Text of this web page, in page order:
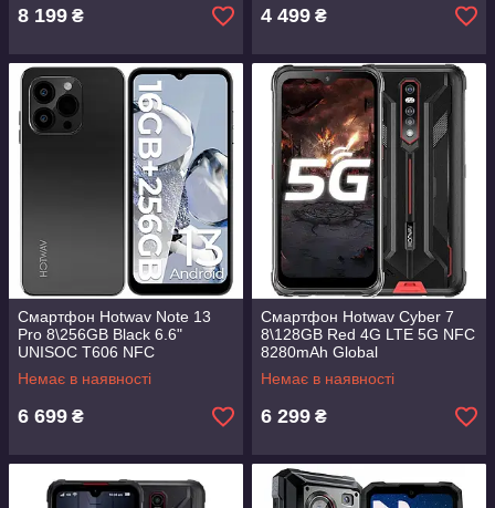
8 199 ₴ 4 499 ₴
Смартфон Hotwav Note 13
Pro 8\256GB Black 6.6"
UNISOC T606 NFC
+ подарунки
Немає в наявності
6 699 ₴
Смартфон Hotwav Cyber 7
8\128GB Red 4G LTE 5G NFC
8280mAh Global
Немає в наявності
6 299 ₴